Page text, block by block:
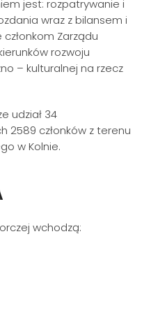
jest: rozpatrywanie i
wraz z bilansem i
Zarządu
rozwoju
– kulturalnej na rzecz
udział 34
2589 członków z terenu
w Kolnie.
wchodzą: